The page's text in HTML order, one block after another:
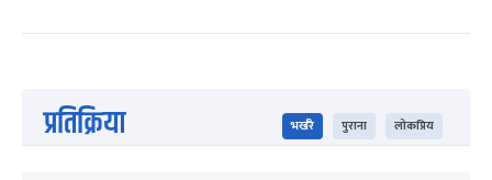
प्रतिक्रिया भर्खरै पुराना लोकप्रिय